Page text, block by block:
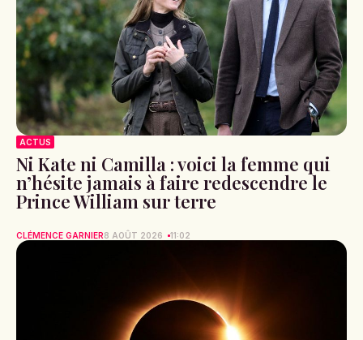
ACTUS
Ni Kate ni Camilla : voici la femme qui
n’hésite jamais à faire redescendre le
Prince William sur terre
CLÉMENCE GARNIER8 AOÛT 2026 11:02